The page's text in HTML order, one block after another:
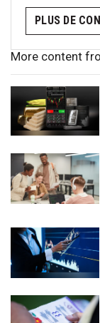
PLUS DE
More content